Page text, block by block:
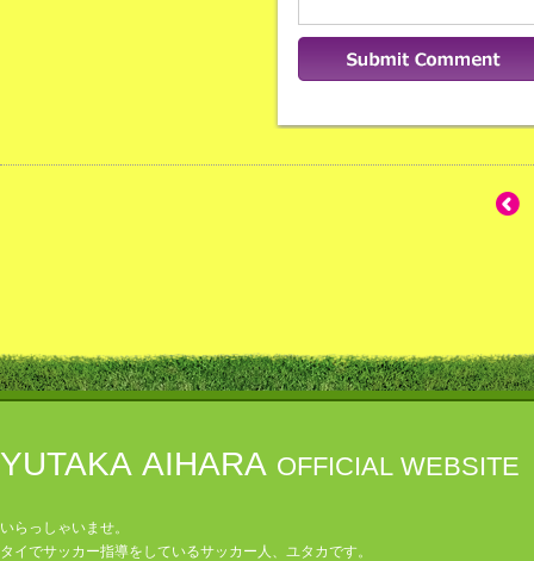
YUTAKA AIHARA OFFICIAL WEBSITE
いらっしゃいませ。
タイでサッカー指導をしているサッカー人、ユタカです。